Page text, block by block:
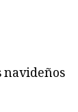
navideños